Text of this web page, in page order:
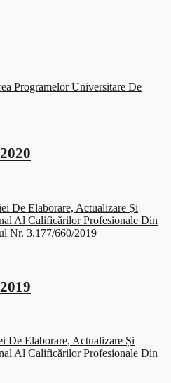
Programelor Universitare De
De Elaborare, Actualizare Și
Al Calificărilor Profesionale Din
Nr. 3.177/660/2019
De Elaborare, Actualizare Și
Al Calificărilor Profesionale Din